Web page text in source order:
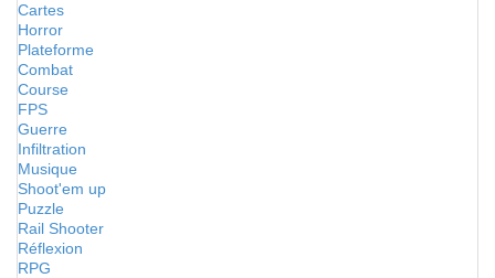
Cartes
Horror
Plateforme
Combat
Course
FPS
Guerre
Infiltration
Musique
Shoot'em up
Puzzle
Rail Shooter
Réflexion
RPG